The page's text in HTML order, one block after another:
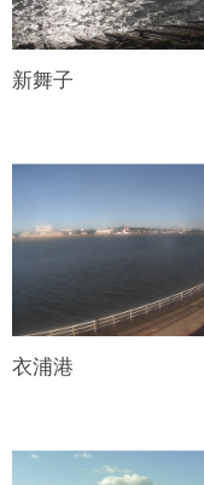
新舞子
衣浦港